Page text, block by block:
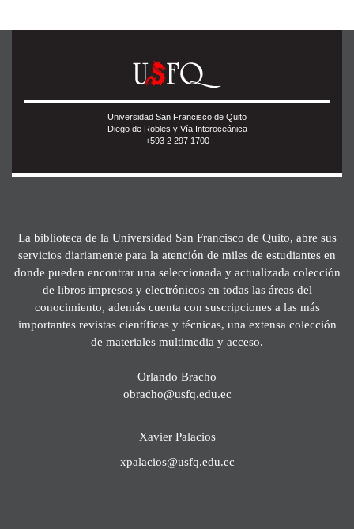
Universidad San Francisco de Quito
Diego de Robles y Vía Interoceánica
+593 2 297 1700
La biblioteca de la Universidad San Francisco de Quito, abre sus
servicios diariamente para la atención de miles de estudiantes en
donde pueden encontrar una seleccionada y actualizada colección
de libros impresos y electrónicos en todas las áreas del
conocimiento, además cuenta con suscripciones a las más
importantes revistas científicas y técnicas, una extensa colección
de materiales multimedia y acceso.
Orlando Bracho
obracho@usfq.edu.ec
Xavier Palacios
xpalacios@usfq.edu.ec